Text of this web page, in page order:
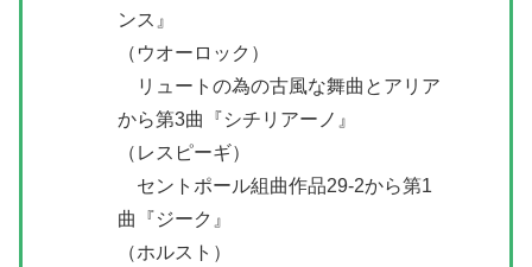
ンス』
（ウオーロック）
リュートの為の古風な舞曲とアリア
から第3曲『シチリアーノ』
（レスピーギ）
セントポール組曲作品29-2から第1
曲『ジーク』
（ホルスト）